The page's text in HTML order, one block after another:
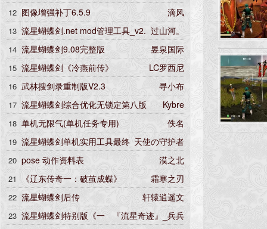
12 滴风
图像增强补丁6.5.9
13 过山河。
流星蝴蝶剑.net mod管理工具_v2.
6.0
14 昱泉国际
流星蝴蝶剑9.08完整版
15 LC罗西尼
流星蝴蝶剑《冷燕前传》
16 寻小布
武林搜剑录重制版V2.3
17 Kybre
流星蝴蝶剑综合优化无锁定第八版
18 佚名
单机无限气(单机任务专用)
19 天使の守护者
流星蝴蝶剑单机实用工具最终
版
20 漠之北
pose 动作资料表
21 霜寒之刃
《辽东传奇一：破茧成蝶》
22 轩辕逍遥文
流星蝴蝶剑后传
23 『流星奇迹』_兵兵
流星蝴蝶剑特别版《一